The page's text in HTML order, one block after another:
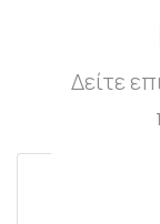
Πλήρη
Δείτε